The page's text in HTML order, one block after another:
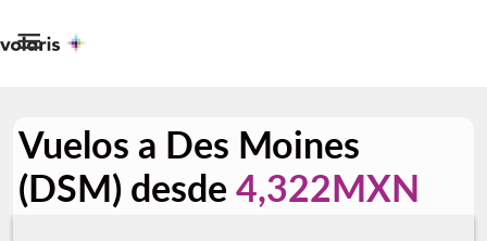

Vuelos a Des Moines
(DSM) desde 4,322MXN